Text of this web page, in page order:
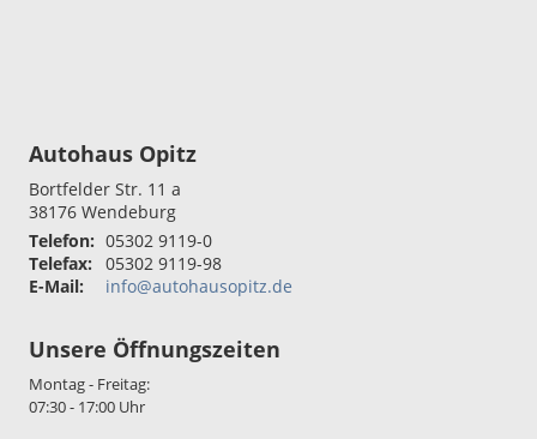
Autohaus Opitz
Bortfelder Str. 11 a
38176 Wendeburg
Telefon: 05302 9119-0
Telefax:
05302 9119-98
E-Mail:
info@autohausopitz.de
Unsere Öffnungszeiten
Montag - Freitag:
07:30 - 17:00 Uhr